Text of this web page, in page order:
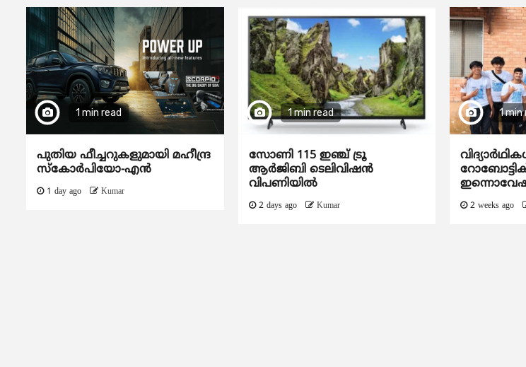
1 min read
പുതിയ ഫീച്ചറുകളുമായി മഹീന്ദ്ര
സ്കോർപിയോ-എൻ
1 day ago Kumar
1 min read
സോണി 115 ഇഞ്ച് ട്രൂ
ആർജിബി ടെലിവിഷൻ
വിപണിയിൽ
2 days ago Kumar
1 min
2 weeks ago